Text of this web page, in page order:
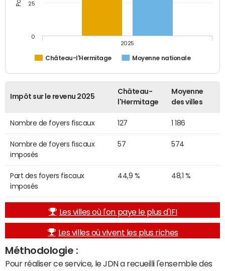
Château-l'Hermitage Moyenne nationale
2025
0
25
Impôt sur le revenu 2025
Château-
l'Hermitage
Moyenne
des villes
Nombre de foyers fiscaux 127 1 186
Nombre de foyers fiscaux
imposés
57 574
Part des foyers fiscaux
imposés
44,9 % 48,1 %
Les villes où l'on paye le plus d'IFI
Les villes où vivent les plus riches
Méthodologie :
Pour réaliser ce service, le JDN a recueilli l'ensemble des